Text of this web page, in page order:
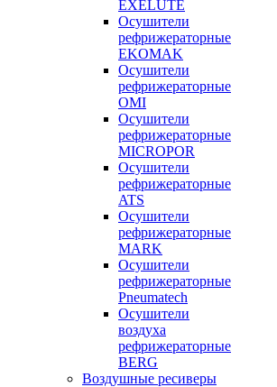
EXELUTE
Осушители
рефрижераторные
EKOMAK
Осушители
рефрижераторные
OMI
Осушители
рефрижераторные
MICROPOR
Осушители
рефрижераторные
ATS
Осушители
рефрижераторные
MARK
Осушители
рефрижераторные
Pneumatech
Осушители
воздуха
рефрижераторные
BERG
Воздушные ресиверы